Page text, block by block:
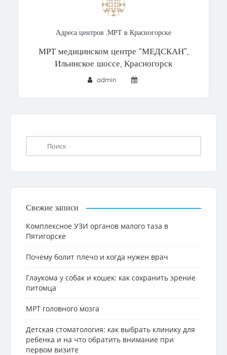
Адреса центров ,МРТ в Красногорске
МРТ медицинском центре “МЕДСКАН”,
Ильинское шоссе, Красногорск
admin
Свежие записи
Комплексное УЗИ органов малого таза в
Пятигорске
Почему болит плечо и когда нужен врач
Глаукома у собак и кошек: как сохранить зрение
питомца
МРТ головного мозга
Детская стоматология: как выбрать клинику для
ребенка и на что обратить внимание при
первом визите